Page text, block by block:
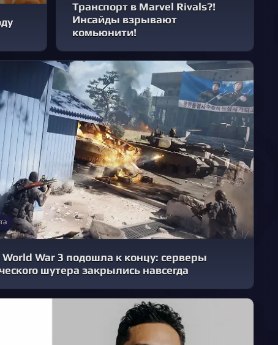
Транспорт в Marvel Rivals?!
Инсайды взрывают
комьюнити!
World War 3 подошла к концу: серверы
шутера закрылись навсегда